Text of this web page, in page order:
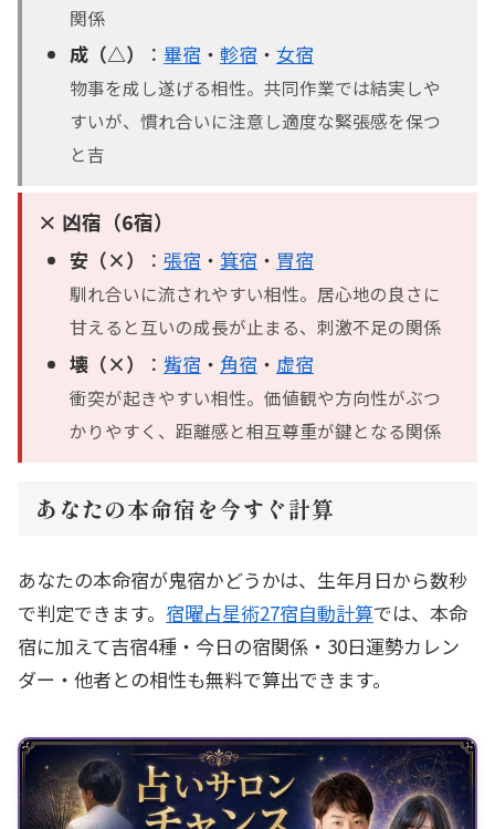
関係
成（△） ： 畢宿 ・ 軫宿 ・ 女宿
物事を成し遂げる相性。共同作業では結実しや
すいが、慣れ合いに注意し適度な緊張感を保つ
と吉
× 凶宿（6宿）
安（×） ： 張宿 ・ 箕宿 ・ 胃宿
馴れ合いに流されやすい相性。居心地の良さに
甘えると互いの成長が止まる、刺激不足の関係
壊（×） ： 觜宿 ・ 角宿 ・ 虚宿
衝突が起きやすい相性。価値観や方向性がぶつ
かりやすく、距離感と相互尊重が鍵となる関係
あなたの本命宿を今すぐ計算
あなたの本命宿が鬼宿かどうかは、生年月日から数秒
で判定できます。 宿曜占星術27宿自動計算では、本命
宿に加えて吉宿4種・今日の宿関係・30日運勢カレン
ダー・他者との相性も無料で算出できます。